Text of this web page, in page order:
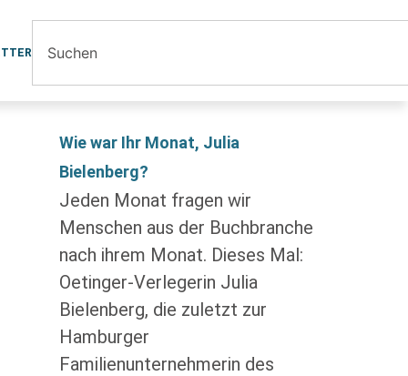
Wie war Ihr Monat, Julia
Bielenberg?
Jeden Monat fragen wir
Menschen aus der Buchbranche
nach ihrem Monat. Dieses Mal:
Oetinger-Verlegerin Julia
Bielenberg, die zuletzt zur
Hamburger
Familienunternehmerin des